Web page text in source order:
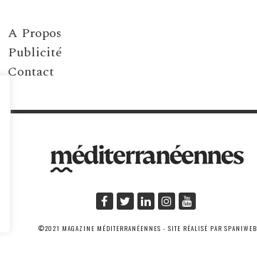
A Propos
Publicité
Contact
©2021 MAGAZINE MÉDITERRANÉENNES - SITE RÉALISÉ PAR SPANIWEB